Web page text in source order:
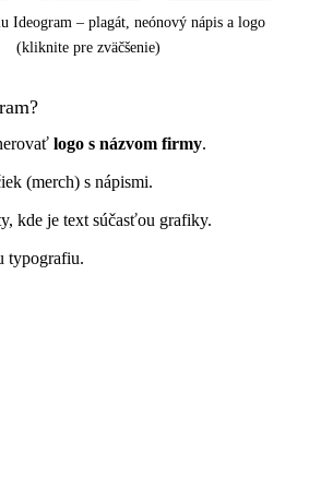
Ideogram – plagát, neónový nápis a logo
(kliknite pre zväčšenie)
logo s názvom firmy.
(merch) s nápismi.
kde je text súčasťou grafiky.
typografiu.